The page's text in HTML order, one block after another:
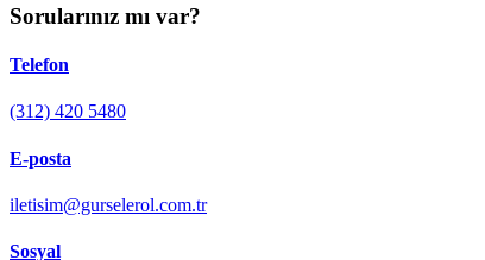
Sorularınız mı var?
Telefon
(312) 420 5480
E-posta
iletisim@gurselerol.com.tr
Sosyal